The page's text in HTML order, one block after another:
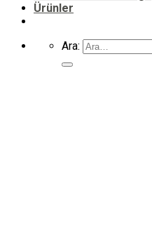
Ürünler
Ara: